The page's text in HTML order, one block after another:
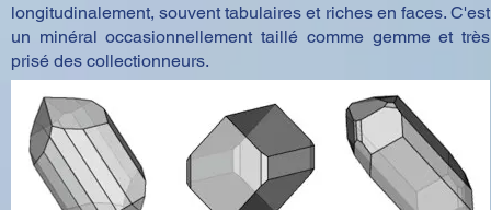
longitudinalement, souvent tabulaires et riches en faces. C'est
un minéral occasionnellement taillé comme gemme et très
prisé des collectionneurs.